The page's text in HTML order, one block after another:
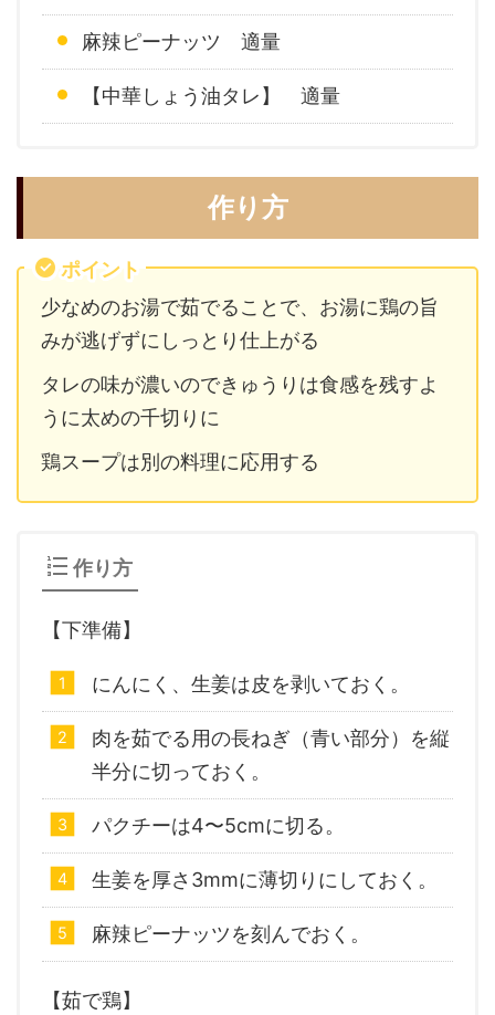
麻辣ピーナッツ 適量
【中華しょう油タレ】 適量
作り方
ポイント
少なめのお湯で茹でることで、お湯に鶏の旨
みが逃げずにしっとり仕上がる
タレの味が濃いのできゅうりは食感を残すよ
うに太めの千切りに
鶏スープは別の料理に応用する
作り方
【下準備】
にんにく、生姜は皮を剥いておく。
肉を茹でる用の長ねぎ（青い部分）を縦
半分に切っておく。
パクチーは4〜5cmに切る。
生姜を厚さ3mmに薄切りにしておく。
麻辣ピーナッツを刻んでおく。
【茹で鶏】